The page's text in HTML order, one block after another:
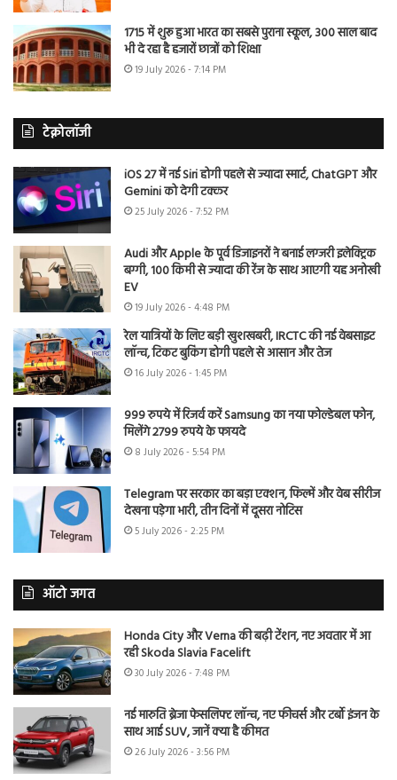
1715 में शुरू हुआ भारत का सबसे पुराना स्कूल, 300 साल बाद
भी दे रहा है हजारों छात्रों को शिक्षा
19 July 2026 - 7:14 PM
टेक्नोलॉजी
iOS 27 में नई Siri होगी पहले से ज्यादा स्मार्ट, ChatGPT और
Gemini को देगी टक्कर
25 July 2026 - 7:52 PM
Audi और Apple के पूर्व डिजाइनरों ने बनाई लग्जरी इलेक्ट्रिक
बग्गी, 100 किमी से ज्यादा की रेंज के साथ आएगी यह अनोखी
EV
19 July 2026 - 4:48 PM
रेल यात्रियों के लिए बड़ी खुशखबरी, IRCTC की नई वेबसाइट
लॉन्च, टिकट बुकिंग होगी पहले से आसान और तेज
16 July 2026 - 1:45 PM
999 रुपये में रिजर्व करें Samsung का नया फोल्डेबल फोन,
मिलेंगे 2799 रुपये के फायदे
8 July 2026 - 5:54 PM
Telegram पर सरकार का बड़ा एक्शन, फिल्में और वेब सीरीज
देखना पड़ेगा भारी, तीन दिनों में दूसरा नोटिस
5 July 2026 - 2:25 PM
ऑटो जगत
Honda City और Verna की बढ़ी टेंशन, नए अवतार में आ
रही Skoda Slavia Facelift
30 July 2026 - 7:48 PM
नई मारुति ब्रेजा फेसलिफ्ट लॉन्च, नए फीचर्स और टर्बो इंजन के
साथ आई SUV, जानें क्या है कीमत
26 July 2026 - 3:56 PM